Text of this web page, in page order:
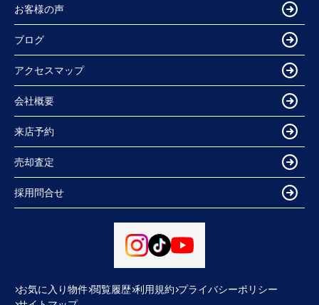
お客様の声
ブログ
アクセスマップ
会社概要
来店予約
売却査定
採用問合せ
お気に入り物件 閲覧履歴 利用規約 プライバシーポリシー